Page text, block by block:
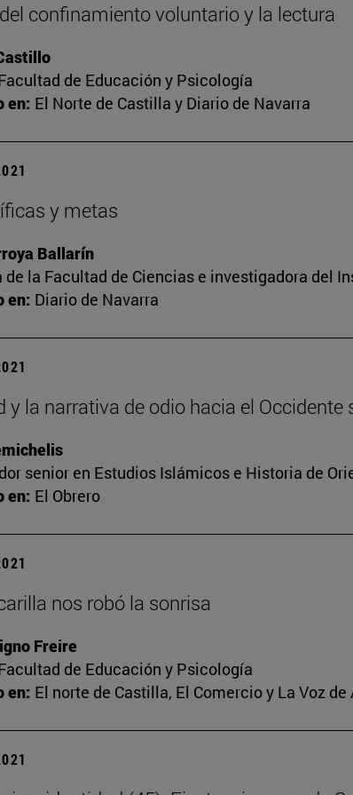
confinamiento voluntario y la lectura
de Educación y Psicología
en: El Norte de Castilla y Diario de Navarra
y metas
Ballarín
de la Facultad de Ciencias e investigadora del
en: Diario de Navarra
y la narrativa de odio hacia el Occidente
senior en Estudios Islámicos e Historia de
en: El Obrero
nos robó la sonrisa
Freire
de Educación y Psicología
en: El norte de Castilla, El Comercio y La Voz